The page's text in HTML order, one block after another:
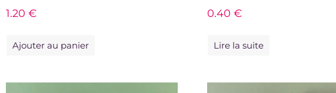
1.20 €
Ajouter au panier
0.40€
Lire la suite